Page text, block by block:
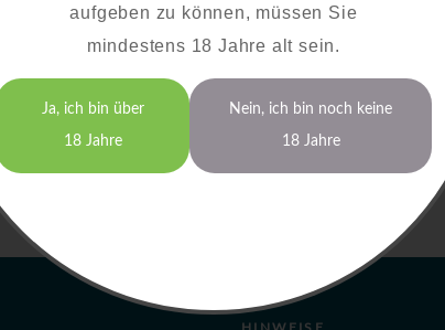
aufgeben zu können, müssen Sie
mindestens 18 Jahre alt sein.
Ja, ich bin über
18 Jahre
Nein, ich bin noch keine
18 Jahre